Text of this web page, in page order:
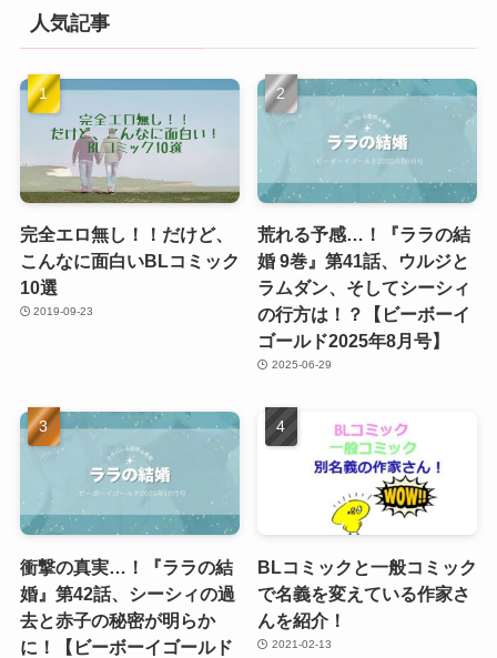
人気記事
完全エロ無し！！だけど、
こんなに面白いBLコミック
10選
2019-09-23
荒れる予感…！『ララの結
婚 9巻』第41話、ウルジと
ラムダン、そしてシーシィ
の行方は！？【ビーボーイ
ゴールド2025年8月号】
2025-06-29
衝撃の真実…！『ララの結
婚』第42話、シーシィの過
去と赤子の秘密が明らか
に！【ビーボーイゴールド
BLコミックと一般コミック
で名義を変えている作家さ
んを紹介！
2021-02-13